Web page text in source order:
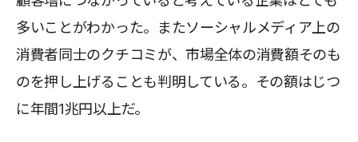
多いことがわかった。またソーシャルメディア上の
消費者同士のクチコミが、市場全体の消費額そのも
のを押し上げることも判明している。その額はじつ
に年間1兆円以上だ。